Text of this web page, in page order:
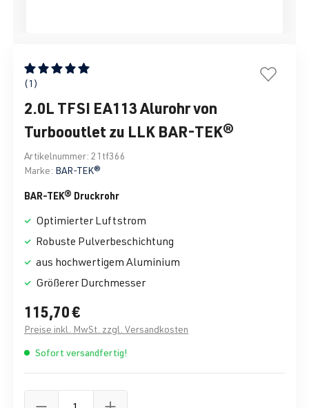
Durchschnittliche Bewertung von 5 von 5 Sternen
(1)
2.0L TFSI EA113 Alurohr von
Turbooutlet zu LLK BAR-TEK®
Artikelnummer: 21tf366
Marke: BAR-TEK®
BAR-TEK® Druckrohr
Optimierter Luftstrom
Robuste Pulverbeschichtung
aus hochwertigem Aluminium
Größerer Durchmesser
115,70 €
Preise inkl. MwSt. zzgl. Versandkosten
Sofort versandfertig!